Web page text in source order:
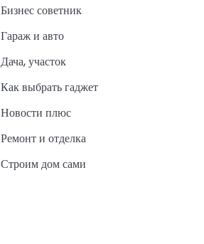
Бизнес советник
Гараж и авто
Дача, участок
Как выбрать гаджет
Новости плюс
Ремонт и отделка
Строим дом сами